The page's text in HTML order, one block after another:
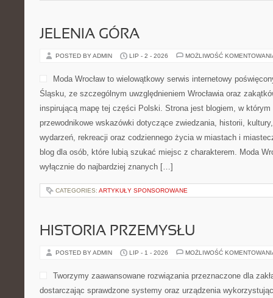
JELENIA GÓRA
POSTED BY ADMIN LIP - 2 - 2026 MOŻLIWOŚĆ
Moda Wrocław to wielowątkowy serwis internetowy
Śląsku, ze szczególnym uwzględnieniem Wrocławia oraz
inspirującą mapę tej części Polski. Strona jest blogiem, w
przewodnikowe wskazówki dotyczące zwiedzania, historii,
wydarzeń, rekreacji oraz codziennego życia w miastach i
blog dla osób, które lubią szukać miejsc z charakterem. Moda
wyłącznie do najbardziej znanych […]
CATEGORIES: ARTYKUŁY SPONSOROWANE
HISTORIA PRZEMYSŁU
POSTED BY ADMIN LIP - 1 - 2026 MOŻLIWOŚĆ
Tworzymy zaawansowane rozwiązania przeznaczone dla
dostarczając sprawdzone systemy oraz urządzenia